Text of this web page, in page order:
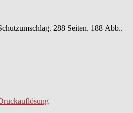
288 Seiten. 188 Abb..